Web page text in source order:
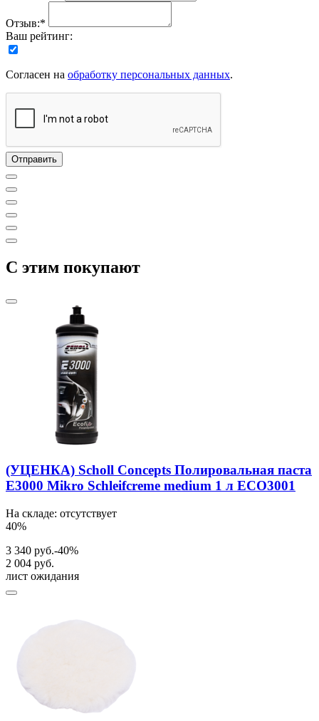
Отзыв:*
Ваш рейтинг:
Согласен на обработку персональных данных.
C этим покупают
(УЦЕНКА) Scholl Concepts Полировальная паста
E3000 Mikro Schleifcreme medium 1 л ECO3001
На складе: отсутствует
40%
3 340 руб.-40%
2 004 руб.
лист ожидания